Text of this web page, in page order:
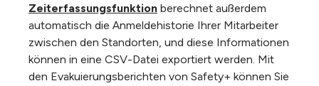
Zeiterfassungsfunktion berechnet außerdem
automatisch die Anmeldehistorie Ihrer Mitarbeiter
zwischen den Standorten, und diese Informationen
können in eine CSV-Datei exportiert werden. Mit
den Evakuierungsberichten von Safety+ können Sie